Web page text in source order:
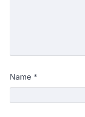
Name *